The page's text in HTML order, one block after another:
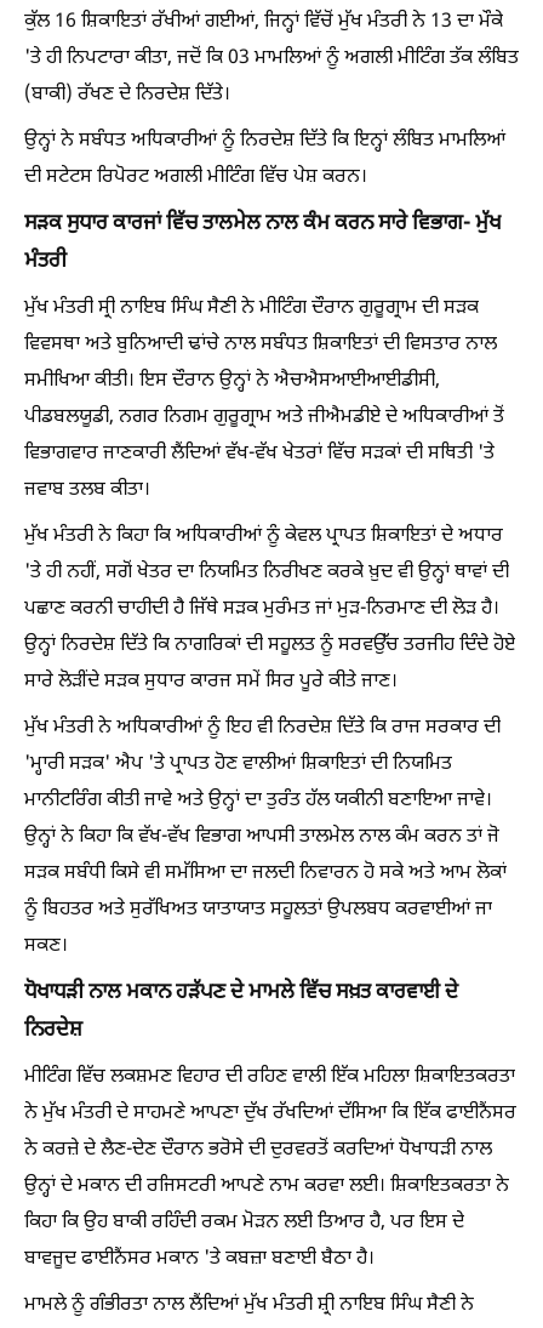
ਕੁੱਲ 16 ਸ਼ਿਕਾਇਤਾਂ ਰੱਖੀਆਂ ਗਈਆਂ, ਜਿਨ੍ਹਾਂ ਵਿੱਚੋਂ ਮੁੱਖ ਮੰਤਰੀ ਨੇ 13 ਦਾ ਮੌਕੇ
'ਤੇ ਹੀ ਨਿਪਟਾਰਾ ਕੀਤਾ, ਜਦੋਂ ਕਿ 03 ਮਾਮਲਿਆਂ ਨੂੰ ਅਗਲੀ ਮੀਟਿੰਗ ਤੱਕ ਲੰਬਿਤ
(ਬਾਕੀ) ਰੱਖਣ ਦੇ ਨਿਰਦੇਸ਼ ਦਿੱਤੇ।
ਉਨ੍ਹਾਂ ਨੇ ਸਬੰਧਤ ਅਧਿਕਾਰੀਆਂ ਨੂੰ ਨਿਰਦੇਸ਼ ਦਿੱਤੇ ਕਿ ਇਨ੍ਹਾਂ ਲੰਬਿਤ ਮਾਮਲਿਆਂ
ਦੀ ਸਟੇਟਸ ਰਿਪੋਰਟ ਅਗਲੀ ਮੀਟਿੰਗ ਵਿੱਚ ਪੇਸ਼ ਕਰਨ।
ਸੜਕ ਸੁਧਾਰ ਕਾਰਜਾਂ ਵਿੱਚ ਤਾਲਮੇਲ ਨਾਲ ਕੰਮ ਕਰਨ ਸਾਰੇ ਵਿਭਾਗ- ਮੁੱਖ
ਮੰਤਰੀ
ਮੁੱਖ ਮੰਤਰੀ ਸ੍ਰੀ ਨਾਇਬ ਸਿੰਘ ਸੈਣੀ ਨੇ ਮੀਟਿੰਗ ਦੌਰਾਨ ਗੁਰੂਗ੍ਰਾਮ ਦੀ ਸੜਕ
ਵਿਵਸਥਾ ਅਤੇ ਬੁਨਿਆਦੀ ਢਾਂਚੇ ਨਾਲ ਸਬੰਧਤ ਸ਼ਿਕਾਇਤਾਂ ਦੀ ਵਿਸਤਾਰ ਨਾਲ
ਸਮੀਖਿਆ ਕੀਤੀ। ਇਸ ਦੌਰਾਨ ਉਨ੍ਹਾਂ ਨੇ ਐਚਐਸਆਈਆਈਡੀਸੀ,
ਪੀਡਬਲਯੂਡੀ, ਨਗਰ ਨਿਗਮ ਗੁਰੂਗ੍ਰਾਮ ਅਤੇ ਜੀਐਮਡੀਏ ਦੇ ਅਧਿਕਾਰੀਆਂ ਤੋਂ
ਵਿਭਾਗਵਾਰ ਜਾਣਕਾਰੀ ਲੈਂਦਿਆਂ ਵੱਖ-ਵੱਖ ਖੇਤਰਾਂ ਵਿੱਚ ਸੜਕਾਂ ਦੀ ਸਥਿਤੀ 'ਤੇ
ਜਵਾਬ ਤਲਬ ਕੀਤਾ।
ਮੁੱਖ ਮੰਤਰੀ ਨੇ ਕਿਹਾ ਕਿ ਅਧਿਕਾਰੀਆਂ ਨੂੰ ਕੇਵਲ ਪ੍ਰਾਪਤ ਸ਼ਿਕਾਇਤਾਂ ਦੇ ਅਧਾਰ
'ਤੇ ਹੀ ਨਹੀਂ, ਸਗੋਂ ਖੇਤਰ ਦਾ ਨਿਯਮਿਤ ਨਿਰੀਖਣ ਕਰਕੇ ਖ਼ੁਦ ਵੀ ਉਨ੍ਹਾਂ ਥਾਵਾਂ ਦੀ
ਪਛਾਣ ਕਰਨੀ ਚਾਹੀਦੀ ਹੈ ਜਿੱਥੇ ਸੜਕ ਮੁਰੰਮਤ ਜਾਂ ਮੁੜ-ਨਿਰਮਾਣ ਦੀ ਲੋੜ ਹੈ।
ਉਨ੍ਹਾਂ ਨਿਰਦੇਸ਼ ਦਿੱਤੇ ਕਿ ਨਾਗਰਿਕਾਂ ਦੀ ਸਹੂਲਤ ਨੂੰ ਸਰਵਉੱਚ ਤਰਜੀਹ ਦਿੰਦੇ ਹੋਏ
ਸਾਰੇ ਲੋੜੀਂਦੇ ਸੜਕ ਸੁਧਾਰ ਕਾਰਜ ਸਮੇਂ ਸਿਰ ਪੂਰੇ ਕੀਤੇ ਜਾਣ।
ਮੁੱਖ ਮੰਤਰੀ ਨੇ ਅਧਿਕਾਰੀਆਂ ਨੂੰ ਇਹ ਵੀ ਨਿਰਦੇਸ਼ ਦਿੱਤੇ ਕਿ ਰਾਜ ਸਰਕਾਰ ਦੀ
'ਮ੍ਹਾਰੀ ਸੜਕ' ਐਪ 'ਤੇ ਪ੍ਰਾਪਤ ਹੋਣ ਵਾਲੀਆਂ ਸ਼ਿਕਾਇਤਾਂ ਦੀ ਨਿਯਮਿਤ
ਮਾਨੀਟਰਿੰਗ ਕੀਤੀ ਜਾਵੇ ਅਤੇ ਉਨ੍ਹਾਂ ਦਾ ਤੁਰੰਤ ਹੱਲ ਯਕੀਨੀ ਬਣਾਇਆ ਜਾਵੇ।
ਉਨ੍ਹਾਂ ਨੇ ਕਿਹਾ ਕਿ ਵੱਖ-ਵੱਖ ਵਿਭਾਗ ਆਪਸੀ ਤਾਲਮੇਲ ਨਾਲ ਕੰਮ ਕਰਨ ਤਾਂ ਜੋ
ਸੜਕ ਸਬੰਧੀ ਕਿਸੇ ਵੀ ਸਮੱਸਿਆ ਦਾ ਜਲਦੀ ਨਿਵਾਰਨ ਹੋ ਸਕੇ ਅਤੇ ਆਮ ਲੋਕਾਂ
ਨੂੰ ਬਿਹਤਰ ਅਤੇ ਸੁਰੱਖਿਅਤ ਯਾਤਾਯਾਤ ਸਹੂਲਤਾਂ ਉਪਲਬਧ ਕਰਵਾਈਆਂ ਜਾ
ਸਕਣ।
ਧੋਖਾਧੜੀ ਨਾਲ ਮਕਾਨ ਹੜੱਪਣ ਦੇ ਮਾਮਲੇ ਵਿੱਚ ਸਖ਼ਤ ਕਾਰਵਾਈ ਦੇ
ਨਿਰਦੇਸ਼
ਮੀਟਿੰਗ ਵਿੱਚ ਲਕਸ਼ਮਣ ਵਿਹਾਰ ਦੀ ਰਹਿਣ ਵਾਲੀ ਇੱਕ ਮਹਿਲਾ ਸ਼ਿਕਾਇਤਕਰਤਾ
ਨੇ ਮੁੱਖ ਮੰਤਰੀ ਦੇ ਸਾਹਮਣੇ ਆਪਣਾ ਦੁੱਖ ਰੱਖਦਿਆਂ ਦੱਸਿਆ ਕਿ ਇੱਕ ਫਾਈਨੈਂਸਰ
ਨੇ ਕਰਜ਼ੇ ਦੇ ਲੈਣ-ਦੇਣ ਦੌਰਾਨ ਭਰੋਸੇ ਦੀ ਦੁਰਵਰਤੋਂ ਕਰਦਿਆਂ ਧੋਖਾਧੜੀ ਨਾਲ
ਉਨ੍ਹਾਂ ਦੇ ਮਕਾਨ ਦੀ ਰਜਿਸਟਰੀ ਆਪਣੇ ਨਾਮ ਕਰਵਾ ਲਈ। ਸ਼ਿਕਾਇਤਕਰਤਾ ਨੇ
ਕਿਹਾ ਕਿ ਉਹ ਬਾਕੀ ਰਹਿੰਦੀ ਰਕਮ ਮੋੜਨ ਲਈ ਤਿਆਰ ਹੈ, ਪਰ ਇਸ ਦੇ
ਬਾਵਜੂਦ ਫਾਈਨੈਂਸਰ ਮਕਾਨ 'ਤੇ ਕਬਜ਼ਾ ਬਣਾਈ ਬੈਠਾ ਹੈ।
ਮਾਮਲੇ ਨੂੰ ਗੰਭੀਰਤਾ ਨਾਲ ਲੈਂਦਿਆਂ ਮੁੱਖ ਮੰਤਰੀ ਸ਼੍ਰੀ ਨਾਇਬ ਸਿੰਘ ਸੈਣੀ ਨੇ